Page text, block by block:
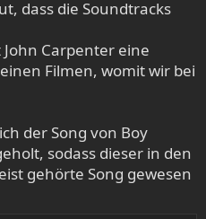
dass die Soundtracks
Carpenter eine
Filmen, womit wir bei
der Song von Boy
sodass dieser in den
gehörte Song gewesen